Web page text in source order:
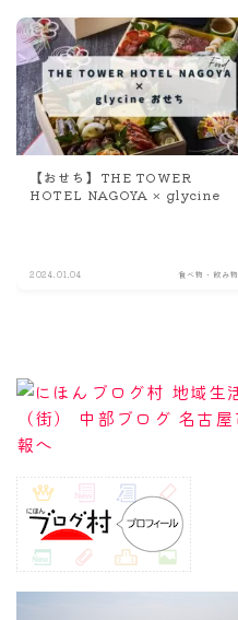
【おせち】THE TOWER
HOTEL NAGOYA × glycine
2024.01.04 食べ物・飲み物